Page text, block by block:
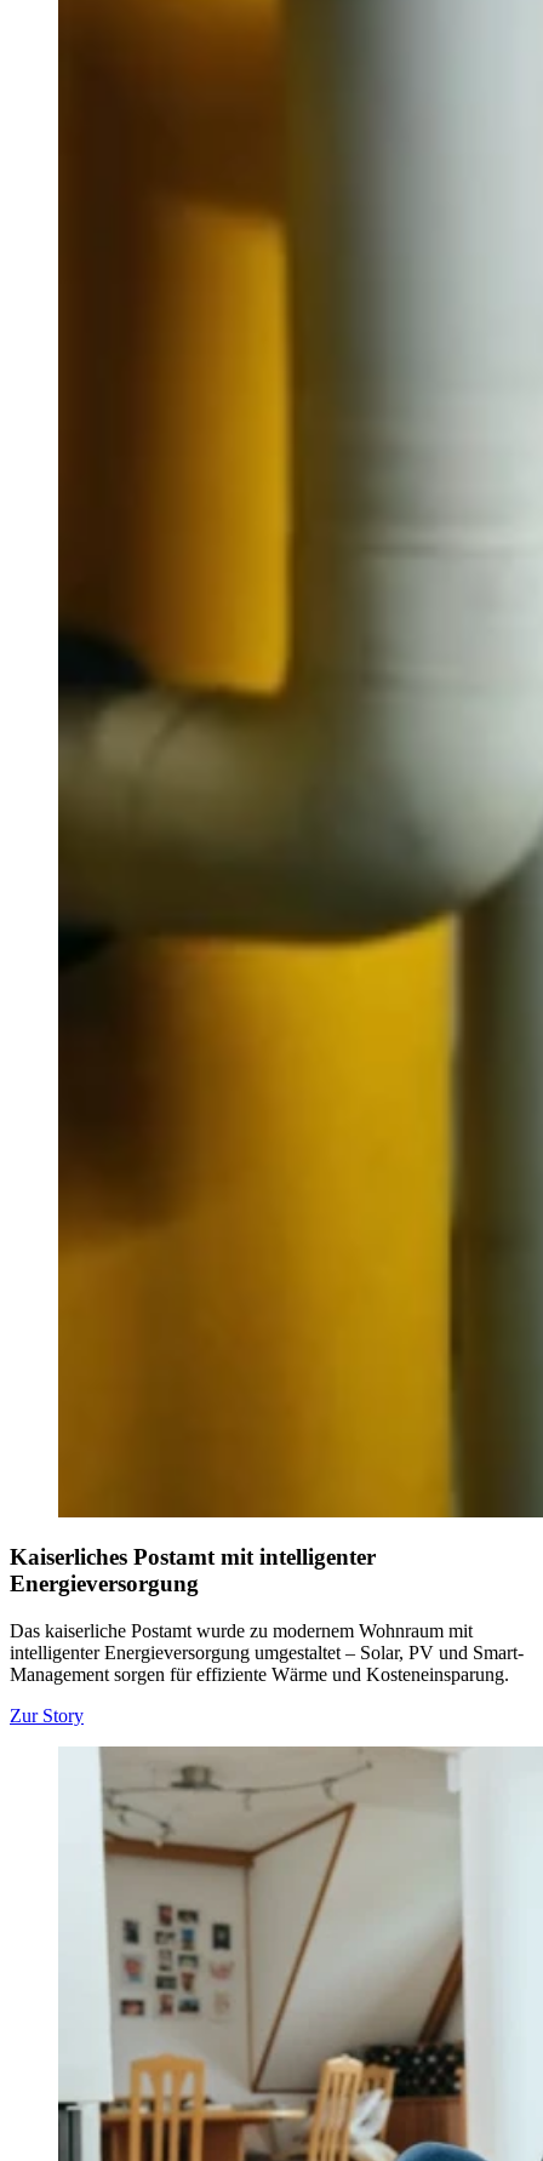
Kaiserliches Postamt mit intelligenter
Energieversorgung
Das kaiserliche Postamt wurde zu modernem Wohnraum mit
intelligenter Energieversorgung umgestaltet – Solar, PV und Smart-
Management sorgen für effiziente Wärme und Kosteneinsparung.
Zur Story